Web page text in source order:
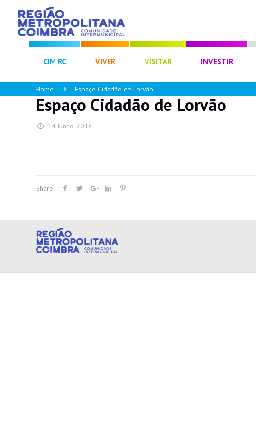
CIM RC VIVER VISITAR INVESTIR
Home Espaço Cidadão de Lorvão
Espaço Cidadão de Lorvão
14 Junho, 2018
Share